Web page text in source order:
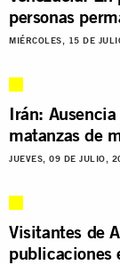
personas
MIÉRCOLES, 15 DE
Irán:
matanzas de
JUEVES, 09 DE JULIO,
Visitantes de
publicaciones